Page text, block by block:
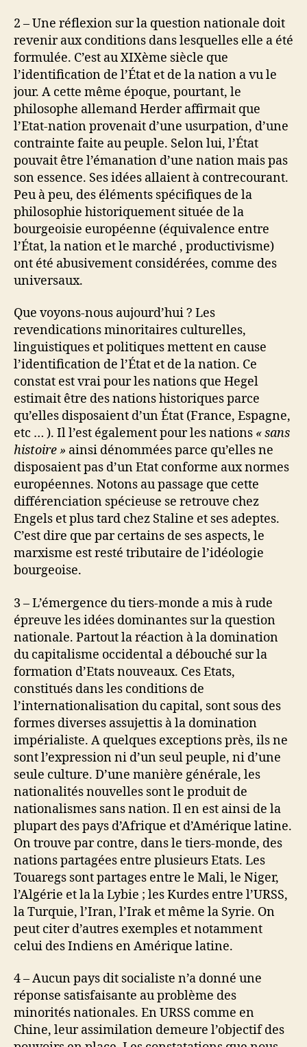
2 – Une réflexion sur la question nationale doit
revenir aux conditions dans lesquelles elle a été
formulée. C’est au XIXème siècle que
l’identification de l’État et de la nation a vu le
jour. A cette même époque, pourtant, le
philosophe allemand Herder affirmait que
l’Etat-nation provenait d’une usurpation, d’une
contrainte faite au peuple. Selon lui, l’État
pouvait être l’émanation d’une nation mais pas
son essence. Ses idées allaient à contrecourant.
Peu à peu, des éléments spécifiques de la
philosophie historiquement située de la
bourgeoisie européenne (équivalence entre
l’État, la nation et le marché , productivisme)
ont été abusivement considérées, comme des
universaux.
Que voyons-nous aujourd’hui ? Les
revendications minoritaires culturelles,
linguistiques et politiques mettent en cause
l’identification de l’État et de la nation. Ce
constat est vrai pour les nations que Hegel
estimait être des nations historiques parce
qu’elles disposaient d’un État (France, Espagne,
etc … ). Il l’est également pour les nations « sans
histoire » ainsi dénommées parce qu’elles ne
disposaient pas d’un Etat conforme aux normes
européennes. Notons au passage que cette
différenciation spécieuse se retrouve chez
Engels et plus tard chez Staline et ses adeptes.
C’est dire que par certains de ses aspects, le
marxisme est resté tributaire de l’idéologie
bourgeoise.
3 – L’émergence du tiers-monde a mis à rude
épreuve les idées dominantes sur la question
nationale. Partout la réaction à la domination
du capitalisme occidental a débouché sur la
formation d’Etats nouveaux. Ces Etats,
constitués dans les conditions de
l’internationalisation du capital, sont sous des
formes diverses assujettis à la domination
impérialiste. A quelques exceptions près, ils ne
sont l’expression ni d’un seul peuple, ni d’une
seule culture. D’une manière générale, les
nationalités nouvelles sont le produit de
nationalismes sans nation. Il en est ainsi de la
plupart des pays d’Afrique et d’Amérique latine.
On trouve par contre, dans le tiers-monde, des
nations partagées entre plusieurs Etats. Les
Touaregs sont partages entre le Mali, le Niger,
l’Algérie et la la Lybie ; les Kurdes entre l’URSS,
la Turquie, l’Iran, l’Irak et même la Syrie. On
peut citer d’autres exemples et notamment
celui des Indiens en Amérique latine.
4 – Aucun pays dit socialiste n’a donné une
réponse satisfaisante au problème des
minorités nationales. En URSS comme en
Chine, leur assimilation demeure l’objectif des